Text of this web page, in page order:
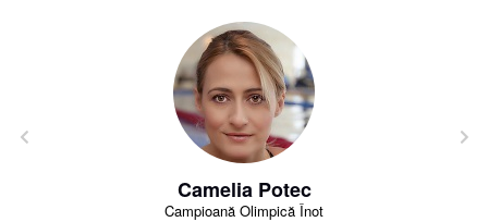
Camelia Potec
Campioană Olimpică Înot